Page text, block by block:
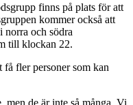
finns på plats för att
kommer också att
norra och södra
till klockan 22.
fler personer som kan
men de är inte så många. Vi